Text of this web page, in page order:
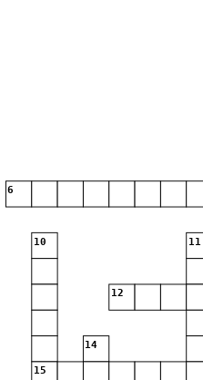
6
10 11
12
14
15